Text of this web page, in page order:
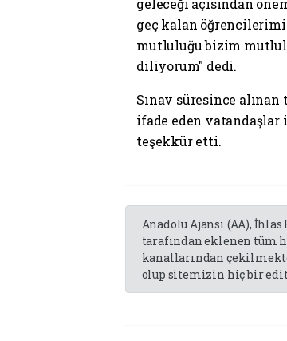
geleceği açısından
geç kalan
mutluluğu bizim
diliyorum" dedi.
Sınav süresince
ifade eden vatandaşlar
teşekkür etti.
Anadolu Ajansı (AA),
tarafından eklenen tüm
kanallarından
olup sitemizin hiç bir